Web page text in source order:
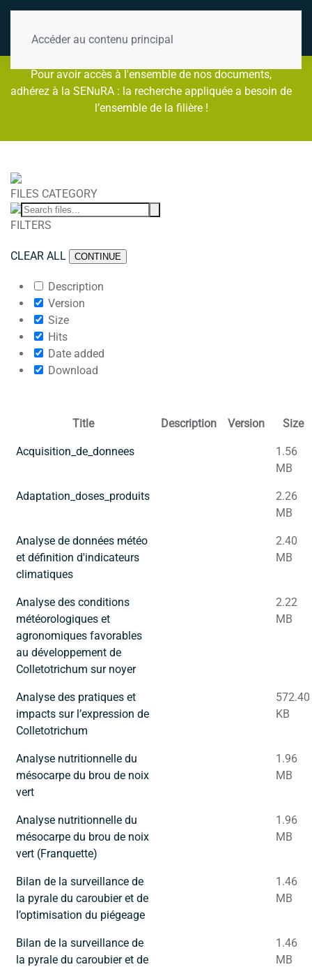
Accéder au contenu principal
Pour avoir accès à l'ensemble de nos documents,
adhérez à la SENuRA : la recherche appliquée a besoin de
l’ensemble de la filière !
FILES CATEGORY
FILTERS
CLEAR ALL CONTINUE
Description
Version
Size
Hits
Date added
Download
Title Description Version Size
Acquisition_de_donnees
1.56
MB
Adaptation_doses_produits
2.26
MB
Analyse de données météo
et définition d'indicateurs
climatiques
2.40
MB
Analyse des conditions
météorologiques et
agronomiques favorables
au développement de
Colletotrichum sur noyer
2.22
MB
Analyse des pratiques et
impacts sur l’expression de
Colletotrichum
572.40
KB
Analyse nutritionnelle du
mésocarpe du brou de noix
vert
1.96
MB
Analyse nutritionnelle du
mésocarpe du brou de noix
vert (Franquette)
1.96
MB
Bilan de la surveillance de
la pyrale du caroubier et de
l’optimisation du piégeage
1.46
MB
Bilan de la surveillance de
la pyrale du caroubier et de
1.46
MB